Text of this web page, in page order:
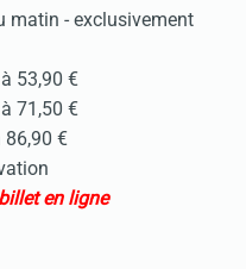
matin - exclusivement
53,90 €
71,50 €
86,90 €
en ligne